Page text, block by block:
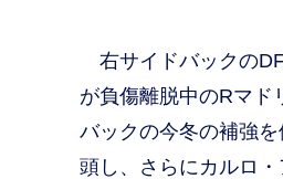
右サイドバックの
が負傷離脱中のRマド
バックの今冬の補強
頭し、さらにカルロ